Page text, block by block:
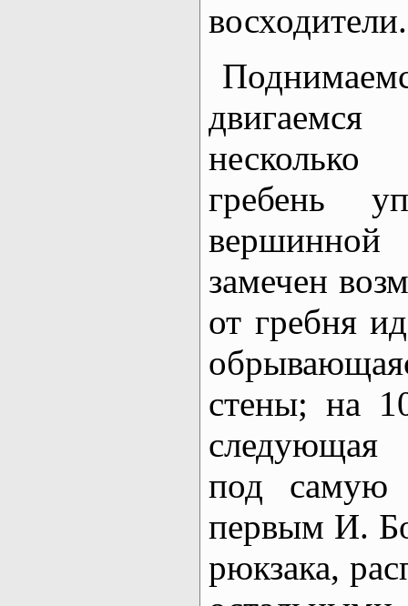
восходители.
гребень
замечен
от гребня
стены; на
следующая
под самую
первым И.
рюкзака,